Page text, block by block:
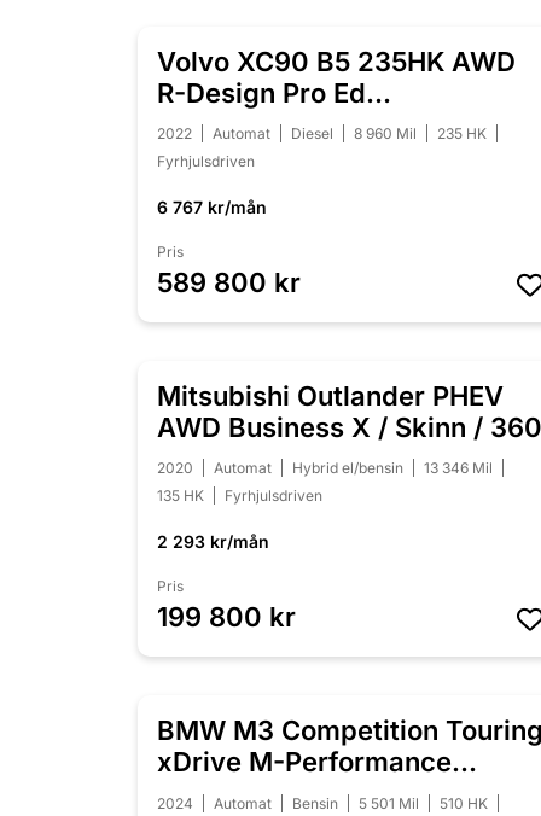
NYINKOMMEN
Volvo XC90 B5 235HK AWD
R-Design Pro Ed
/B&W/Pano/360/7-sits
2022 Automat Diesel 8 960 Mil
235 HK
Fyrhjulsdriven
6 767 kr/mån
Pris
589 800 kr
NYINKOMMEN
Mitsubishi Outlander PHEV
AWD Business X / Skinn / 360
2020 Automat Hybrid el/bensin
13 346 Mil
135 HK
Fyrhjulsdriven
2 293 kr/mån
Pris
199 800 kr
NYINKOMMEN
BMW M3 Competition
xDrive M-Performance
Individual
2024 Automat Bensin 5 501 Mil
510 HK